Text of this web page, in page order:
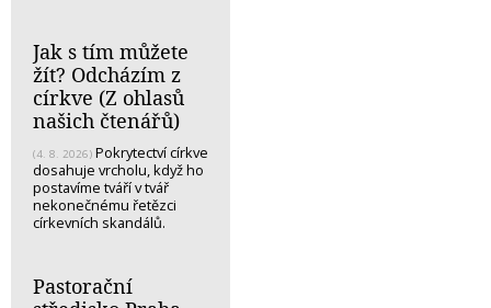
Jak s tím můžete
žít? Odcházím z
církve (Z ohlasů
našich čtenářů)
(4. 8. 2026) Pokrytectví církve
dosahuje vrcholu, když ho
postavíme tváří v tvář
nekonečnému řetězci
církevních skandálů.
Pastorační